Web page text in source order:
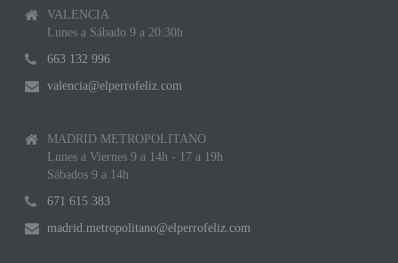
VALENCIA
Lunes a Sábado 9 a 20:30h
663 132 996
valencia@elperrofeliz.com
MADRID METROPOLITANO
Lunes a Viernes 9 a 14h - 17 a 19h
Sábados 9 a 14h
671 615 383
madrid.metropolitano@elperrofeliz.com